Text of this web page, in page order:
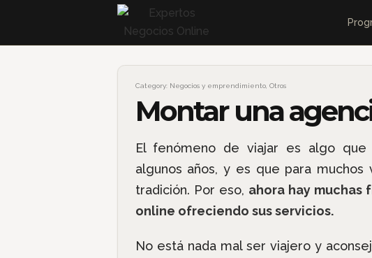
Category: Negocios y emprendimiento, Otros
Montar una
El fenómeno de viajar es algo
algunos años, y es que para
tradición. Por eso, ahora hay muchas
online ofreciendo sus servicios.
No está nada mal ser viajero y